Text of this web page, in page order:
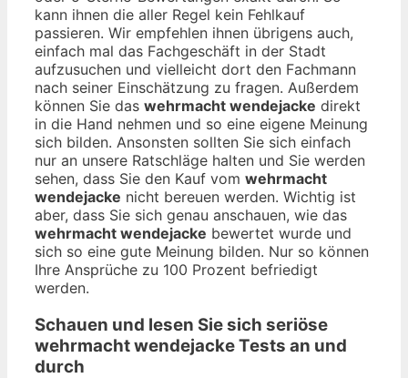
kann ihnen die aller Regel kein Fehlkauf
passieren. Wir empfehlen ihnen übrigens auch,
einfach mal das Fachgeschäft in der Stadt
aufzusuchen und vielleicht dort den Fachmann
nach seiner Einschätzung zu fragen. Außerdem
können Sie das wehrmacht wendejacke direkt
in die Hand nehmen und so eine eigene Meinung
sich bilden. Ansonsten sollten Sie sich einfach
nur an unsere Ratschläge halten und Sie werden
sehen, dass Sie den Kauf vom wehrmacht
wendejacke nicht bereuen werden. Wichtig ist
aber, dass Sie sich genau anschauen, wie das
wehrmacht wendejacke bewertet wurde und
sich so eine gute Meinung bilden. Nur so können
Ihre Ansprüche zu 100 Prozent befriedigt
werden.
Schauen und lesen Sie sich seriöse
wehrmacht wendejackeTests an und
durch